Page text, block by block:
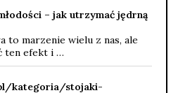
– jak utrzymać jędrną
to marzenie wielu z nas, ale
ten efekt i …
kategoria/stojaki-